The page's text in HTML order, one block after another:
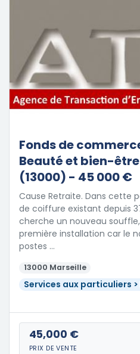
Fonds de
Beauté et bien-
(13000) - 45 000 €
Cause Retraite. Dans cette
de coiffure existant depuis
cherche un nouveau
première installation car le
postes …
13000 Marseille
Services aux particuliers
45,000 €
PRIX DE VENTE